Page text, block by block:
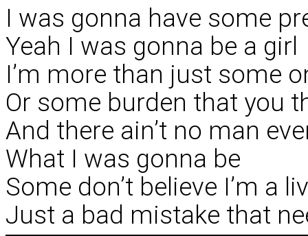
I was gonna have some
Yeah I was gonna be a girl
I’m more than just some
Or some burden that you
And there ain’t no man
What I was gonna be
Some don’t believe I’m a
Just a bad mistake that